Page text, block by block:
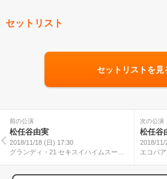
セットリスト
セットリストを見
前の公演
松任谷由実
2018/11/18 (日) 17:30
グランディ・21 セキスイハイムスーパ
次の公演
松任谷
2018/11/
エコパ